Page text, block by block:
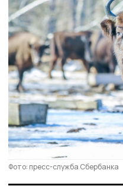
Фото: пресс-служба Сбербанка